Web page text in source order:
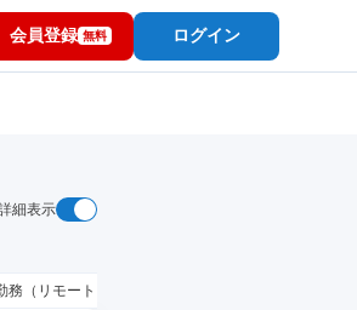
会員登録 無料 ログイン
細表示
務（リモートワーク）OK